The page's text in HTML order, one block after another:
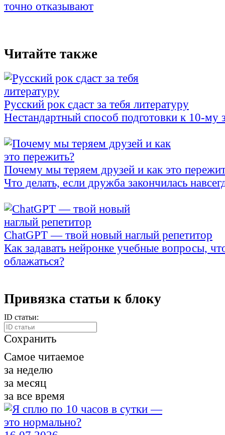
точно отказывают
Читайте также
Русский рок сдаст за тебя литературу
Нестандартный способ подготовки к 10-
Почему мы теряем друзей и как это
Что делать, если дружба закончилась
ChatGPT — твой новый наглый репетитор
Как задавать нейронке учебные вопросы,
облажаться?
Привязка статьи к блоку
ID статьи:
Сохранить
Самое читаемое
за неделю
за месяц
за все время